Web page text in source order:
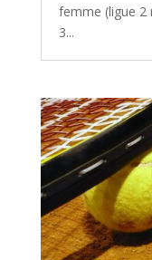
femme (ligue 2
3...